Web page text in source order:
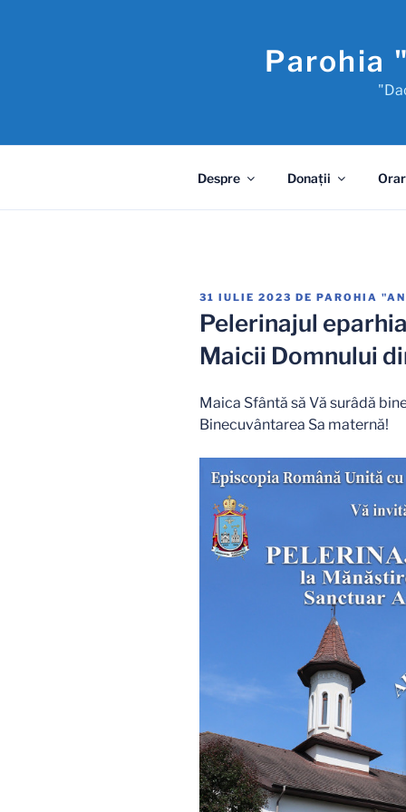
Parohia
Despre Donaţii
PUBLICAT
PE
31 IULIE 2023 DE PAROHIA
Pelerinajul
Maicii Domnului
Maica Sfântă să Vă surâdă
Binecuvântarea Sa maternă!